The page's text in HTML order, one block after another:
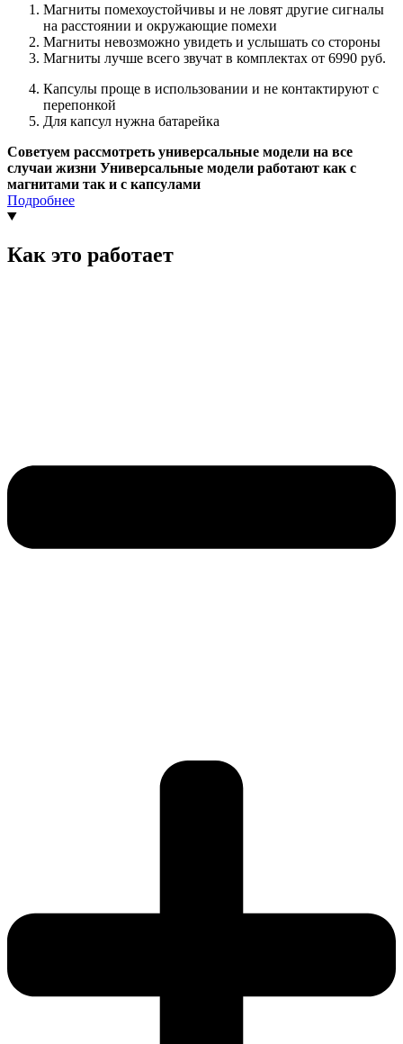
Магниты помехоустойчивы и не ловят другие сигналы
на расстоянии и окружающие помехи
Магниты невозможно увидеть и услышать со стороны
Магниты лучше всего звучат в комплектах от 6990 руб.
Капсулы проще в использовании и не контактируют с
перепонкой
Для капсул нужна батарейка
Советуем рассмотреть универсальные модели на все
случаи жизни Универсальные модели работают как с
магнитами так и с капсулами
Подробнее
Как это работает